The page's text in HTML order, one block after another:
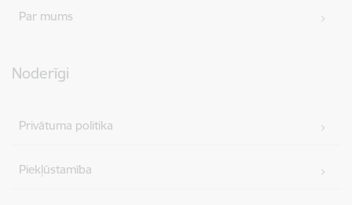
Par mums
Noderīgi
Privātuma politika
Piekļūstamība